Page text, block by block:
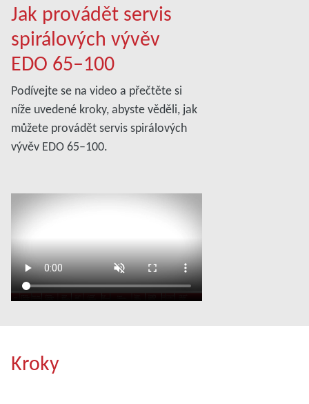
Jak provádět servis
spirálových vývěv
EDO 65–100
Podívejte se na video a přečtěte si
níže uvedené kroky, abyste věděli, jak
můžete provádět servis spirálových
vývěv EDO 65–100.
Kroky